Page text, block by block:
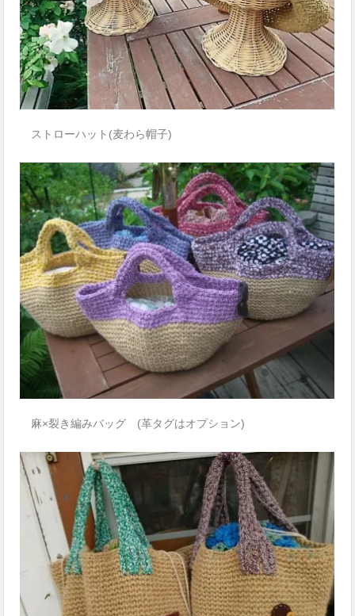
ストローハット(麦わら帽子)
麻×裂き編みバッグ (革タグはオプション)